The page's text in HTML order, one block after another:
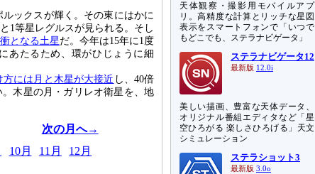
ックスが輝く。その東にはかに
1等星レグルスが見られる。そし
となる土星だ。今年は15年に1度
あたるため、環がひじょうに細
方には月と木星が大接近 し、40倍
木星の月・ガリレオ衛星を、地
次の月へ→
10月 11月
12月
天体観察・撮影用モバイルアプ
リ。高精度な計算とリッチな星図
表示をスマートフォンで「いつで
もどこでも、ステラナビゲータ」
ステラナビゲータ12
最新版 12.0i
美しい描画、豊富な天体データ、
オリジナル番組エディタなど「星
空ひろがる 楽しさひろげる」天文
シミュレーション
ステラショット3
最新版 3.0o